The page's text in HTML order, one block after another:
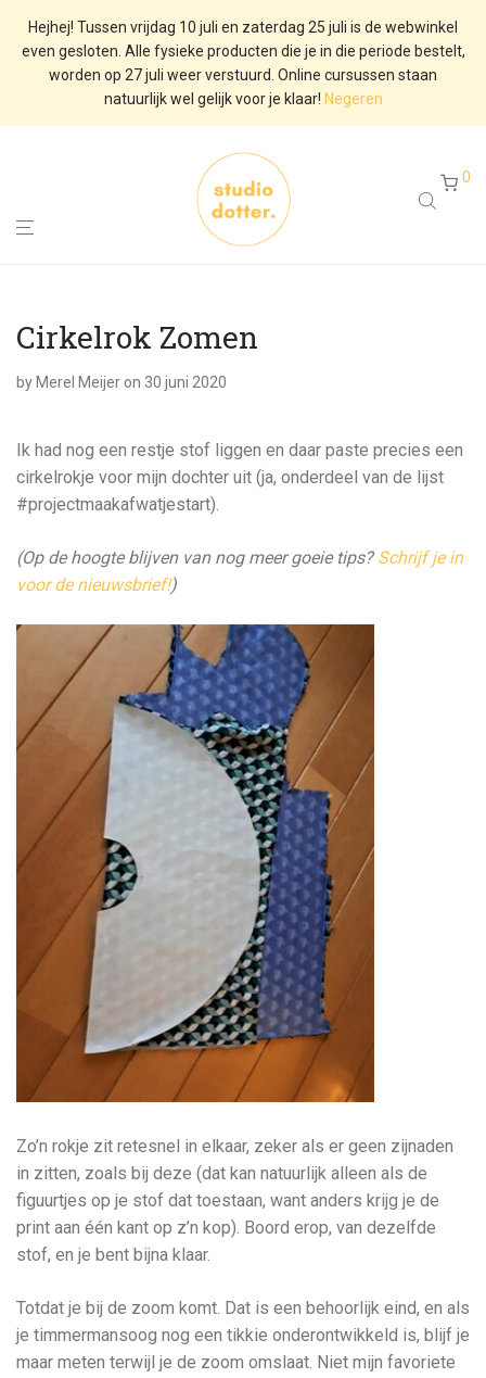
Hejhej! Tussen vrijdag 10 juli en zaterdag 25 juli is de webwinkel
even gesloten. Alle fysieke producten die je in die periode bestelt,
worden op 27 juli weer verstuurd. Online cursussen staan
natuurlijk wel gelijk voor je klaar! Negeren
0
Cirkelrok Zomen
by Merel Meijer on 30 juni 2020
Ik had nog een restje stof liggen en daar paste precies een
cirkelrokje voor mijn dochter uit (ja, onderdeel van de lijst
#projectmaakafwatjestart).
(Op de hoogte blijven van nog meer goeie tips? Schrijf je in
voor de nieuwsbrief!)
Zo’n rokje zit retesnel in elkaar, zeker als er geen zijnaden
in zitten, zoals bij deze (dat kan natuurlijk alleen als de
figuurtjes op je stof dat toestaan, want anders krijg je de
print aan één kant op z’n kop). Boord erop, van dezelfde
stof, en je bent bijna klaar.
Totdat je bij de zoom komt. Dat is een behoorlijk eind, en als
je timmermansoog nog een tikkie onderontwikkeld is, blijf je
maar meten terwijl je de zoom omslaat. Niet mijn favoriete